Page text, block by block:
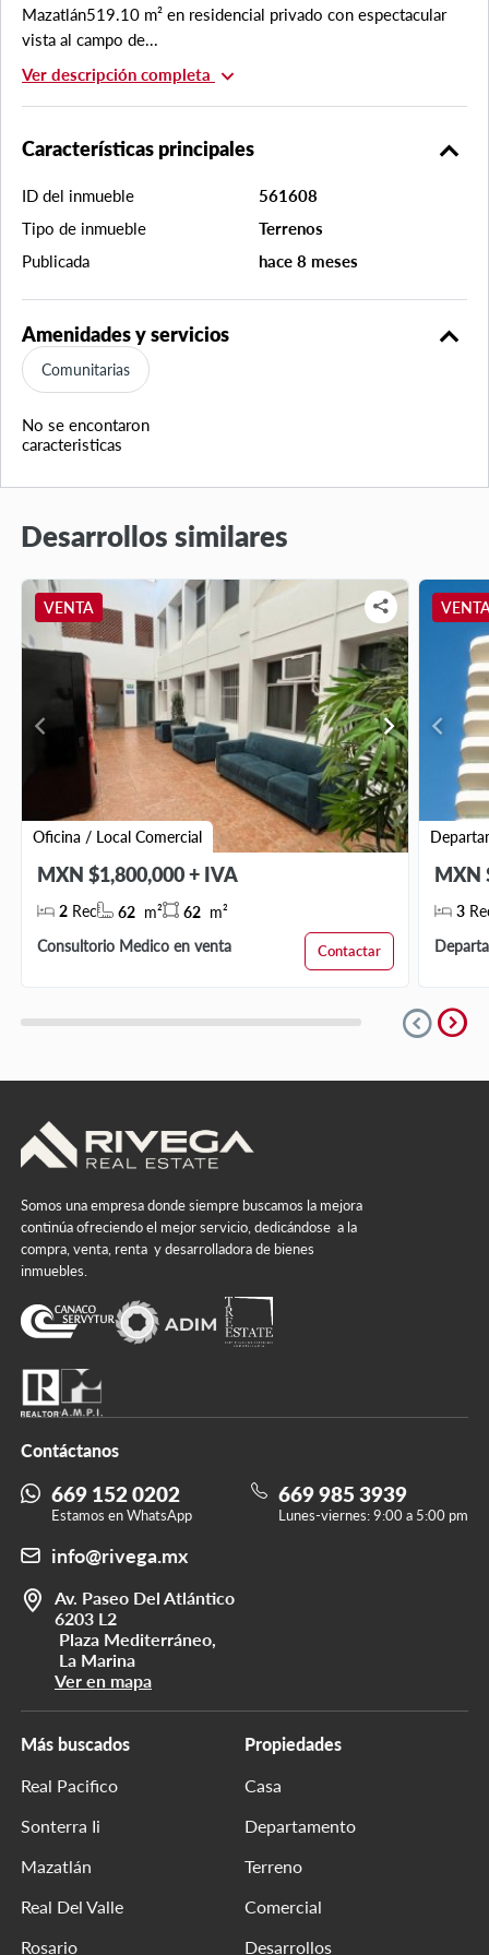
Mazatlán519.10 m² en residencial privado con espectacular
vista al campo de...
Ver descripción completa
expand_more
Características principales expand_less
ID del inmueble
Tipo de inmueble
561608
Terrenos
Publicada
hace 8 meses
Amenidades y servicios expand_less
Comunitarias
No se encontaron
caracteristicas
Desarrollos similares
VENTA
Oficina / Local Comercial
chevron_left chevron_right
MXN $1,800,000 + IVA
2 Rec 62 m² 62 m²
Consultorio Medico en venta
Contactar
chevron_left
MXN
3
expand_circle_downexpand_circle_right
Somos una empresa donde siempre buscamos la mejora
continúa ofreciendo el mejor servicio, dedicándose a la
compra, venta, renta y desarrolladora de bienes
inmuebles.
Más buscados
Real Pacifico
Sonterra Ii
Mazatlán
Real Del Valle
Rosario
Propiedades
Casa
Departamento
Terreno
Comercial
Desarrollos
Contáctanos
669 152 0202
Estamos en WhatsApp
669 985 3939
Lunes-viernes: 9:00 a 5:00 pm
info@rivega.mx
Av. Paseo Del Atlántico
6203 L2
Plaza Mediterráneo,
La Marina
Ver en mapa